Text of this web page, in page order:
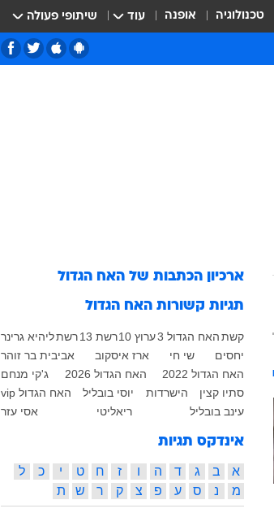
טכנולוגיה אופנה עוד שיתופי פעולה
ארכיון הכתבות של האח הגדול
תגיות קשורות האח הגדול
קשתהאח הגדול 3 ערוץ 10 רשת 13 רשתליהיא גרינר
יחסים
שי חי ארז איסקוב
אביבית בר זוהר
האח הגדול 2022
האח הגדול 2026
ג'קי מנחם
סתיו קצין
הישרדות יוסי בובליל
האח הגדול vip
עינב בובליל
ריאליטי אסי עזר
אינדקס תגיות
א ב ג ד ה ו ז ח ט י כ
ל
מ
נ ס ע פ צ ק ר ש ת